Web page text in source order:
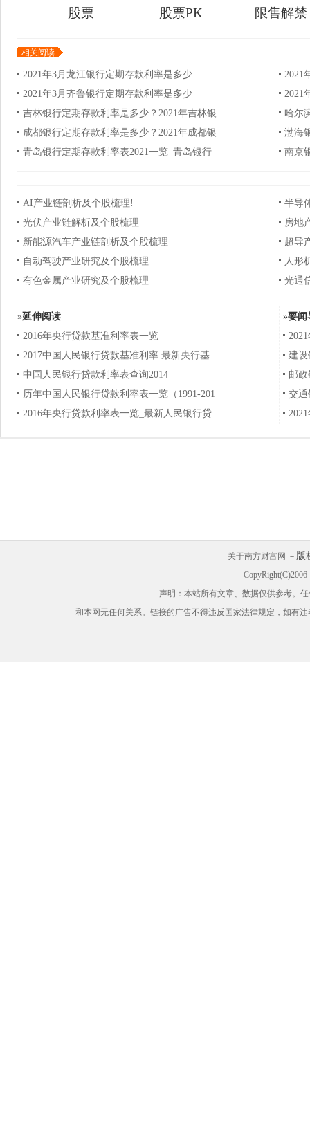
股票 股票PK 限售解禁
相关阅读
2021年3月龙江银行定期存款利率是多少
2021
2021年3月齐鲁银行定期存款利率是多少
2021
吉林银行定期存款利率是多少？2021年吉林银
哈尔
成都银行定期存款利率是多少？2021年成都银
渤海
青岛银行定期存款利率表2021一览_青岛银行
南京
AI产业链剖析及个股梳理!
半导
光伏产业链解析及个股梳理
房地
新能源汽车产业链剖析及个股梳理
超导
自动驾驶产业研究及个股梳理
人形
有色金属产业研究及个股梳理
光通
»延伸阅读
2016年央行贷款基准利率表一览
2017中国人民银行贷款基准利率 最新央行基
中国人民银行贷款利率表查询2014
历年中国人民银行贷款利率表一览（1991-201
2016年央行贷款利率表一览_最新人民银行贷
»要闻
建设
邮
交通
关于南方财富网 － 版
声明：本站所有文章、数据仅供参考。
和本网无任何关系。链接的广告不得违反国家法律规定，如有